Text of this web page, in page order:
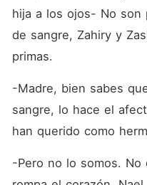
hija a los ojos- No son
de sangre, Zahiry y
primas.
-Madre, bien sabes
sangre, lo hace el
han querido como
-Pero no lo somos.